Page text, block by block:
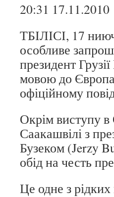
20:31 17.11.2010
ТБІЛІСІ, 17
особливе
президент
мовою до
офіційному
Окрім виступу в
Саакашвілі з
Бузеком (Jerzy
обід на честь
Це одне з